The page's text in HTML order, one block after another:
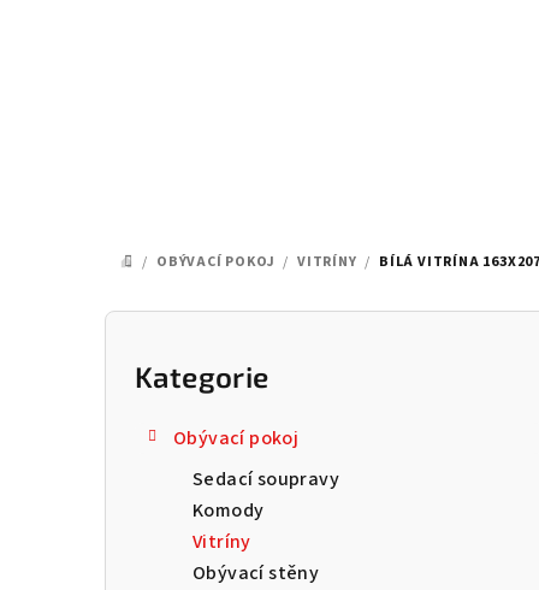
DOMŮ
/ OBÝVACÍ POKOJ / VITRÍNY / BÍLÁ VITRÍNA
P
Přeskočit
kategorie
Kategorie
Obývací pokoj
Sedací soupravy
Komody
Vitríny
Obývací stěny